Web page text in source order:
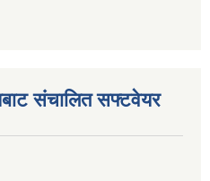
संचालित सफ्टवेयर